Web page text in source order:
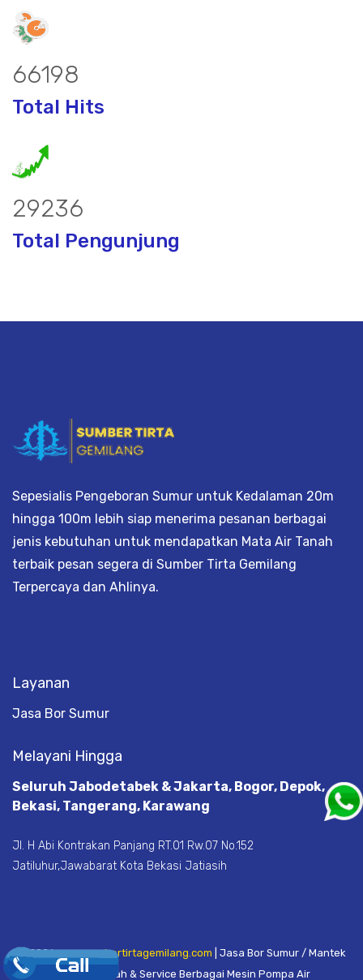
86507
Total Hits
38205
Total Pengunjung
Sepesialis Pengeboran Sumur untuk Kedalaman 20m
hingga 100m lebih siap menerima pesanan berbagai
jenis kebutuhan untuk mendapatkan Mata Air Tanah
terbaik pesan segera di Sumber Tirta Gemilang
Terpercaya dan Ahlinya.
Layanan
Jasa Bor Sumur
Melayani Hingga
Seluruh Jabodetabek & Jakarta, Bogor, Depok,
Bekasi, Tangerang, Karawang
Jl. H Abi Kontrakan Panjang RT.01 Rw.07 No.152
Jatiluhur,Jawabarat Kota Bekasi Jatiasih
© 2026www.sumbertirtagemilang.com | Jasa Bor Sumur / Mantek
Mata Air Tanah & Service Berbagai Mesin Pompa Air
.